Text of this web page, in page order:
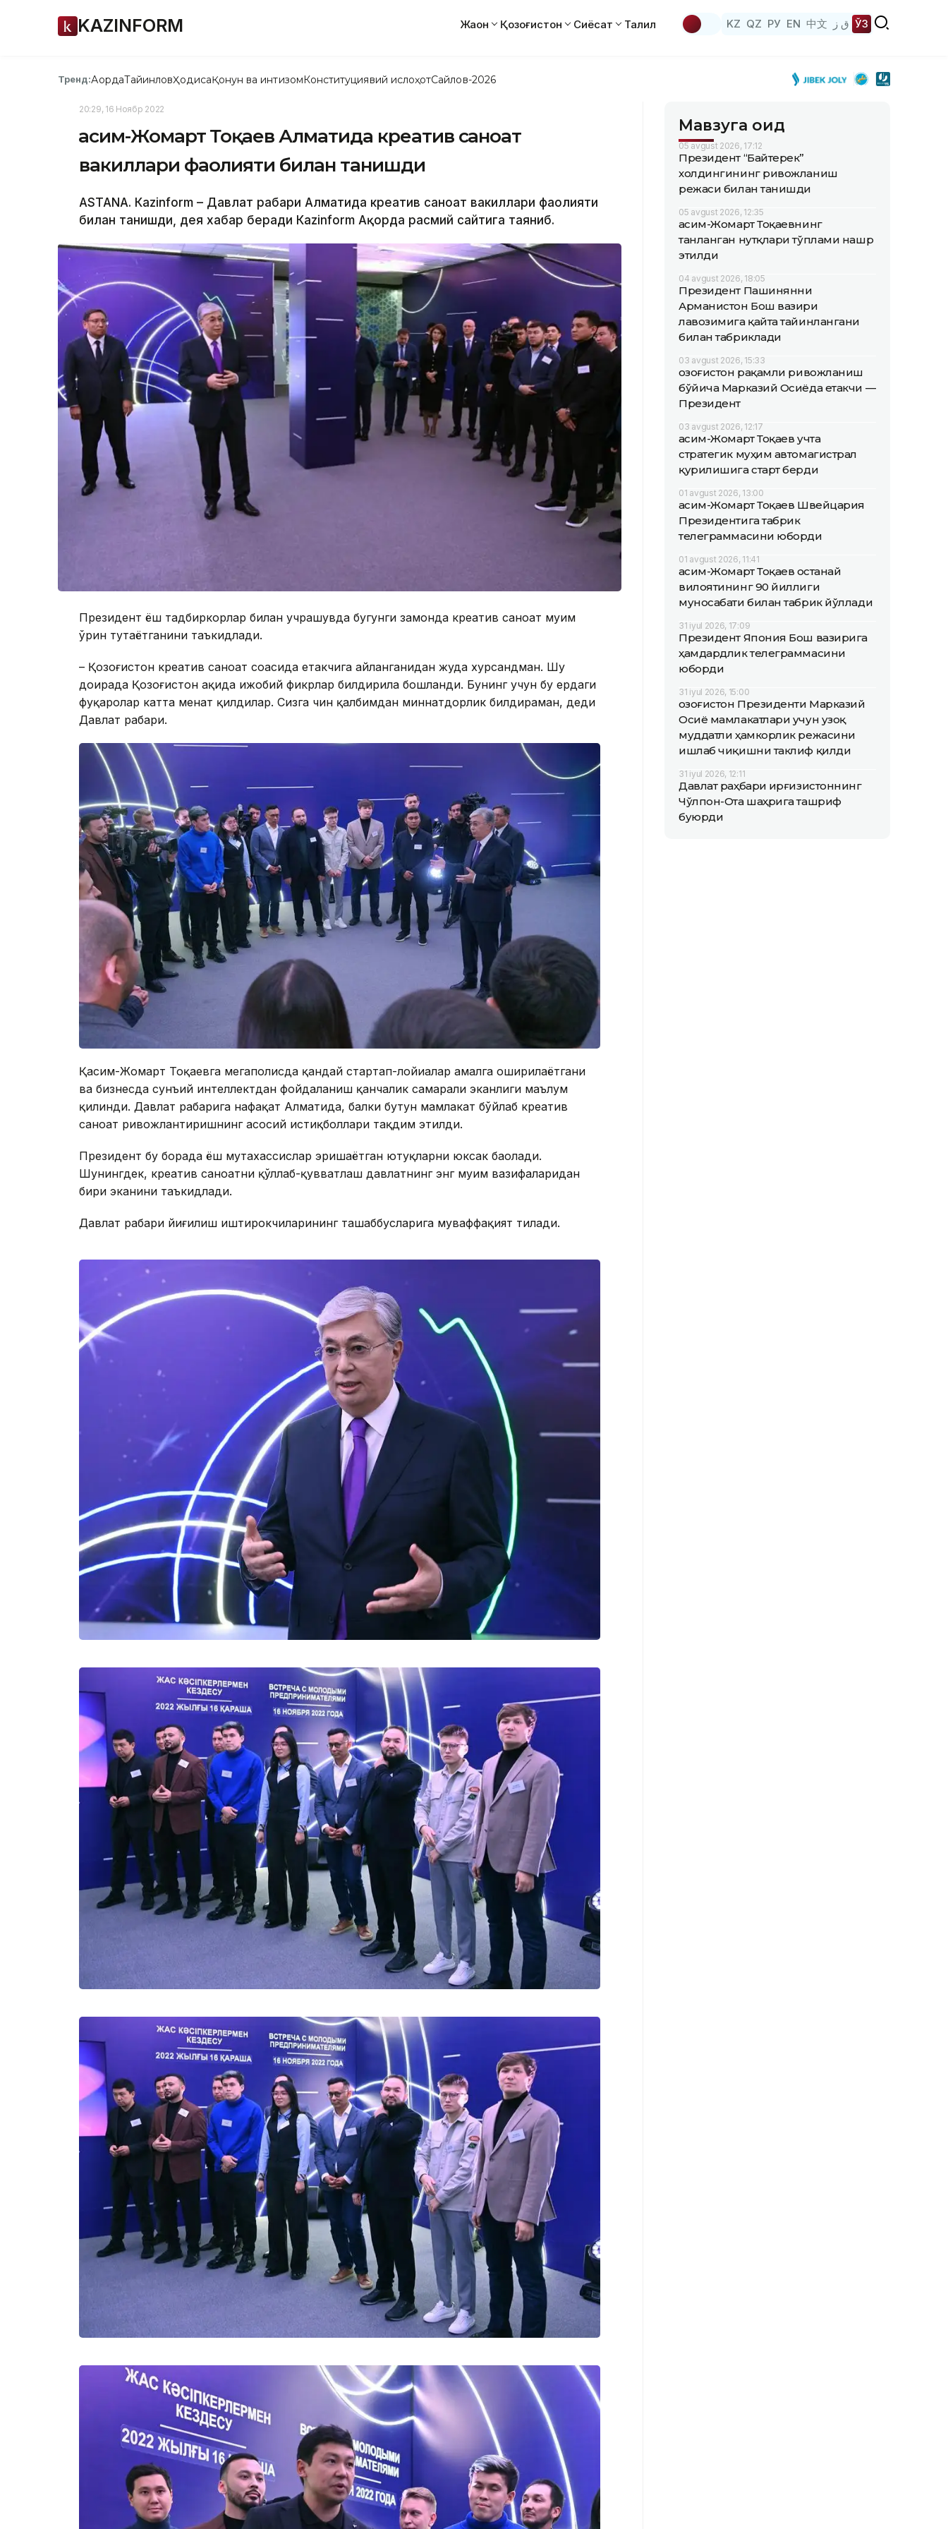
KAZINFORM Жаҳон Қозоғистон Сиёсат Таҳлил KZ QZ РУ EN 中文 ق ز ЎЗ
Тренд:АқордаТайинловҲодисаҚонун ва интизомКонституциявий ислоҳотСайлов-2026
20:29, 16 Ноябр 2022
Қасим-Жомарт Тоқаев Алматида креатив саноат
вакиллари фаолияти билан танишди
ASTANA. Кazinform – Давлат раҳбари Алматида креатив саноат вакиллари фаолияти
билан танишди, дея хабар беради Кazinform Ақорда расмий сайтига таяниб.
Президент ёш тадбиркорлар билан учрашувда бугунги замонда креатив саноат муҳим
ўрин тутаётганини таъкидлади.
– Қозоғистон креатив саноат соҳасида етакчига айланганидан жуда хурсандман. Шу
доирада Қозоғистон ҳақида ижобий фикрлар билдирила бошланди. Бунинг учун бу ердаги
фуқаролар катта меҳнат қилдилар. Сизга чин қалбимдан миннатдорлик билдираман, деди
Давлат раҳбари.
Қасим-Жомарт Тоқаевга мегаполисда қандай стартап-лойиҳалар амалга оширилаётгани
ва бизнесда сунъий интеллектдан фойдаланиш қанчалик самарали эканлиги маълум
қилинди. Давлат раҳбарига нафақат Алматида, балки бутун мамлакат бўйлаб креатив
саноат ривожлантиришнинг асосий истиқболлари тақдим этилди.
Президент бу борада ёш мутахассислар эришаётган ютуқларни юксак баҳолади.
Шунингдек, креатив саноатни қўллаб-қувватлаш давлатнинг энг муҳим вазифаларидан
бири эканини таъкидлади.
Давлат раҳбари йиғилиш иштирокчиларининг ташаббусларига муваффақият тилади.
Мавзуга оид
05 avgust 2026, 17:12
Президент “Байтерек”
холдингининг ривожланиш
режаси билан танишди
05 avgust 2026, 12:35
Қасим-Жомарт Тоқаевнинг
танланган нутқлари тўплами нашр
этилди
04 avgust 2026, 18:05
Президент Пашинянни
Арманистон Бош вазири
лавозимига қайта тайинлангани
билан табриклади
03 avgust 2026, 15:33
Қозоғистон рақамли ривожланиш
бўйича Марказий Осиёда етакчи —
Президент
03 avgust 2026, 12:17
Қасим-Жомарт Тоқаев учта
стратегик муҳим автомагистрал
қурилишига старт берди
01 avgust 2026, 13:00
Қасим-Жомарт Тоқаев Швейцария
Президентига табрик
телеграммасини юборди
01 avgust 2026, 11:41
Қасим-Жомарт Тоқаев Қостанай
вилоятининг 90 йиллиги
муносабати билан табрик йўллади
31 iyul 2026, 17:09
Президент Япония Бош вазирига
ҳамдардлик телеграммасини
юборди
31 iyul 2026, 15:00
Қозоғистон Президенти Марказий
Осиё мамлакатлари учун узоқ
муддатли ҳамкорлик режасини
ишлаб чиқишни таклиф қилди
31 iyul 2026, 12:11
Давлат раҳбари Қирғизистоннинг
Чўлпон-Ота шаҳрига ташриф
буюрди